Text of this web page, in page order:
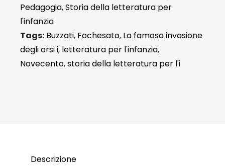
Pedagogia,Storia della letteratura per
l'infanzia
Tags: Buzzati, Fochesato, La famosa invasione
degli orsi i, letteratura per l'infanzia,
Novecento,storia della letteratura per l'i
Descrizione